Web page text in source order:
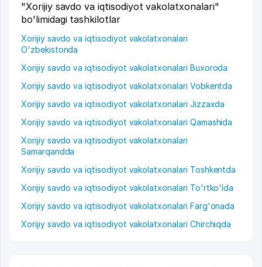
"Xorijiy savdo va iqtisodiyot vakolatxonalari"
bo'limidagi tashkilotlar
Xorijiy savdo va iqtisodiyot vakolatxonalari
O'zbekistonda
Xorijiy savdo va iqtisodiyot vakolatxonalari Buxoroda
Xorijiy savdo va iqtisodiyot vakolatxonalari Vobkentda
Xorijiy savdo va iqtisodiyot vakolatxonalari Jizzaxda
Xorijiy savdo va iqtisodiyot vakolatxonalari Qamashida
Xorijiy savdo va iqtisodiyot vakolatxonalari
Samarqandda
Xorijiy savdo va iqtisodiyot vakolatxonalari Toshkentda
Xorijiy savdo va iqtisodiyot vakolatxonalari To'rtko'lda
Xorijiy savdo va iqtisodiyot vakolatxonalari Farg'onada
Xorijiy savdo va iqtisodiyot vakolatxonalari Chirchiqda